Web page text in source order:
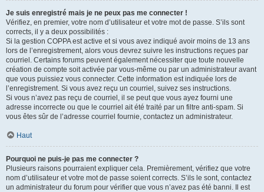
Je suis enregistré mais je ne peux pas me connecter !
Vérifiez, en premier, votre nom d’utilisateur et votre mot de passe. S’ils sont
corrects, il y a deux possibilités :
Si la gestion COPPA est active et si vous avez indiqué avoir moins de 13 ans
lors de l’enregistrement, alors vous devrez suivre les instructions reçues par
courriel. Certains forums peuvent également nécessiter que toute nouvelle
création de compte soit activée par vous-même ou par un administrateur avant
que vous puissiez vous connecter. Cette information est indiquée lors de
l’enregistrement. Si vous avez reçu un courriel, suivez ses instructions.
Si vous n’avez pas reçu de courriel, il se peut que vous ayez fourni une
adresse incorrecte ou que le courriel ait été traité par un filtre anti-spam. Si
vous êtes sûr de l’adresse courriel fournie, contactez un administrateur.
Haut
Pourquoi ne puis-je pas me connecter ?
Plusieurs raisons pourraient expliquer cela. Premièrement, vérifiez que votre
nom d’utilisateur et votre mot de passe soient corrects. S’ils le sont, contactez
un administrateur du forum pour vérifier que vous n’avez pas été banni. Il est